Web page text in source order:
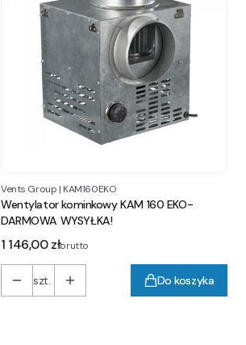
Vents Group | KAM160EKO
Wentylator kominkowy KAM 160 EKO-
DARMOWA WYSYŁKA!
Cena
1 146,00 złbrutto
szt. Do koszyka